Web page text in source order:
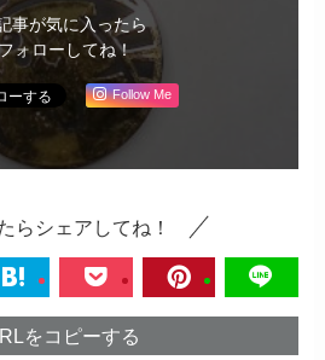
事が気に入ったら
ォローしてね！
Follow Me
らシェアしてね！
をコピーする